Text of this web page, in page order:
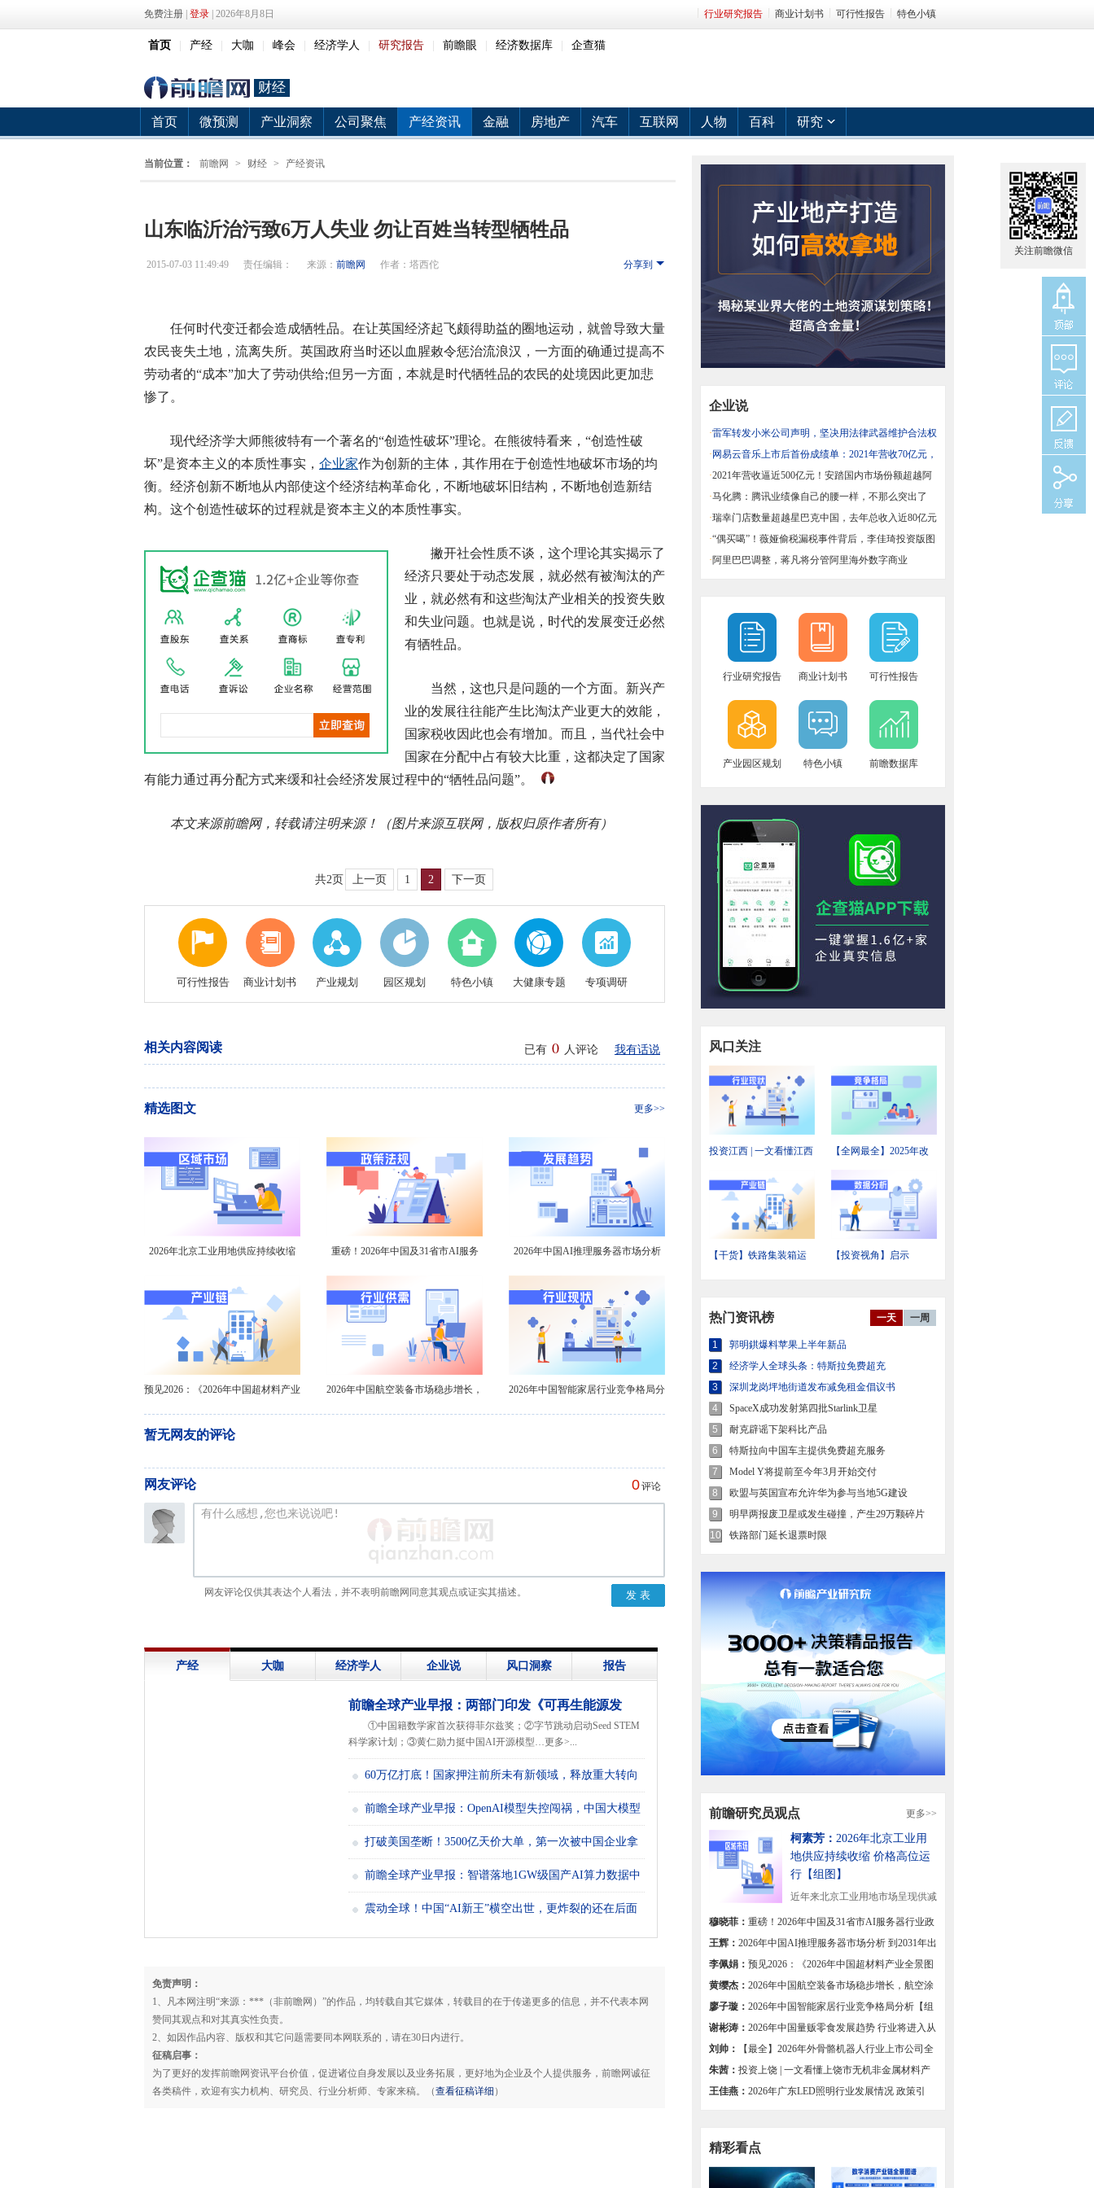
免费注册 登录 | 2026年8月8日 行业研究报告 商业计划书 可行性报告 特色小镇
首页 产经 大咖 峰会 经济学人 研究报告 前瞻眼 经济数据库 企查猫
财经
首页 微预测 产业洞察 公司聚焦 产经资讯 金融 房地产 汽车 互联网 人物 百科 研究
当前位置： 前瞻网 > 财经 > 产经资讯
山东临沂治污致6万人失业 勿让百姓当转型牺牲品
分享到
2015-07-03 11:49:49 责任编辑： 来源： 前瞻网 作者：塔西佗
任何时代变迁都会造成牺牲品。在让英国经济起飞颇得助益的圈地运动，就曾导致大量
农民丧失土地，流离失所。英国政府当时还以血腥敕令惩治流浪汉，一方面的确通过提高不
劳动者的“成本”加大了劳动供给;但另一方面，本就是时代牺牲品的农民的处境因此更加悲
惨了。
现代经济学大师熊彼特有一个著名的“创造性破坏”理论。在熊彼特看来，“创造性破
坏”是资本主义的本质性事实， 企业家作为创新的主体，其作用在于创造性地破坏市场的均
衡。经济创新不断地从内部使这个经济结构革命化，不断地破坏旧结构，不断地创造新结
构。这个创造性破坏的过程就是资本主义的本质性事实。
撇开社会性质不谈，这个理论其实揭示了
经济只要处于动态发展，就必然有被淘汰的产
业，就必然有和这些淘汰产业相关的投资失败
和失业问题。也就是说，时代的发展变迁必然
有牺牲品。
当然，这也只是问题的一个方面。新兴产
业的发展往往能产生比淘汰产业更大的效能，
国家税收因此也会有增加。而且，当代社会中
国家在分配中占有较大比重，这都决定了国家
有能力通过再分配方式来缓和社会经济发展过程中的“牺牲品问题”。
本文来源前瞻网，转载请注明来源！（图片来源互联网，版权归原作者所有）
共2页 上一页 1 2 下一页
可行性报告 商业计划书 产业规划 园区规划 特色小镇 大健康专题 专项调研
已有 0 人评论 我有话说
相关内容阅读
更多>>
精选图文
2026年北京工业用地供应持续收缩
重磅！2026年中国及31省市AI服务
2026年中国AI推理服务器市场分析
预见2026：《2026年中国超材料产业
2026年中国航空装备市场稳步增长，
2026年中国智能家居行业竞争格局分
关注前瞻微信
暂无网友的评论
网友评论 0评论
网友评论仅供其表达个人看法，并不表明前瞻网同意其观点或证实其描述。
产经 大咖 经济学人 企业说 风口洞察 报告
前瞻全球产业早报：两部门印发《可再生能源发
展“十五五”规划》
①中国籍数学家首次获得菲尔兹奖；②字节跳动启动Seed STEM
科学家计划；③黄仁勋力挺中国AI开源模型…更多>...
60万亿打底！国家押注前所未有新领域，释放重大转向
信号
前瞻全球产业早报：OpenAI模型失控闯祸，中国大模型
救场
打破美国垄断！3500亿天价大单，第一次被中国企业拿
前瞻全球产业早报：智谱落地1GW级国产AI算力数据中
震动全球！中国“AI新王”横空出世，更炸裂的还在后面
免责声明：
1、凡本网注明“来源：***（非前瞻网）”的作品，均转载自其它媒体，转载目的在于传递更多的信息，并不代表本网
赞同其观点和对其真实性负责。
2、如因作品内容、版权和其它问题需要同本网联系的，请在30日内进行。
征稿启事：
为了更好的发挥前瞻网资讯平台价值，促进诸位自身发展以及业务拓展，更好地为企业及个人提供服务，前瞻网诚征
各类稿件，欢迎有实力机构、研究员、行业分析师、专家来稿。（查看征稿详细 ）
企业说
·雷军转发小米公司声明，坚决用法律武器维护合法权
益
· 网易云音乐上市后首份成绩单：2021年营收70亿元，
同比增长43%
·2021年营收逼近500亿元！安踏国内市场份额超越阿
迪中国
·马化腾：腾讯业绩像自己的腰一样，不那么突出了
·瑞幸门店数量超越星巴克中国，去年总收入近80亿元
·“偶买噶”！薇娅偷税漏税事件背后，李佳琦投资版图
一览
·阿里巴巴调整，蒋凡将分管阿里海外数字商业
行业研究报告 商业计划书 可行性报告
产业园区规划 特色小镇 前瞻数据库
风口关注
投资江西 | 一文看懂江西
状与投资机会前瞻
【全网最全】2025年改
方位对比
【干货】铁路集装箱运
【投资视角】启示
一天
一周
热门资讯榜
1
郭明錤爆料苹果上半年新品
2
经济学人全球头条：特斯拉免费超充
3
深圳龙岗坪地街道发布减免租金倡议书
4
SpaceX成功发射第四批Starlink卫星
5
耐克辟谣下架科比产品
6
特斯拉向中国车主提供免费超充服务
7
Model Y将提前至今年3月开始交付
8
欧盟与英国宣布允许华为参与当地5G建设
9
明早两报废卫星或发生碰撞，产生29万颗碎片
10
铁路部门延长退票时限
更多>>
前瞻研究员观点
柯素芳： 2026年北京工业用
地供应持续收缩 价格高位运
行【组图】
近年来北京工业用地市场呈现供减
价增态势，供应规模...
[详细]
穆晓菲： 重磅！2026年中国及31省市AI服务器行业政
策汇总及解读（全）
王辉： 2026年中国AI推理服务器市场分析 到2031年出
货量有望达201万台【组图】
李佩娟： 预见2026：《2026年中国超材料产业全景图
谱》
黄缨杰： 2026年中国航空装备市场稳步增长，航空涂
料需求不减
廖子璇： 2026年中国智能家居行业竞争格局分析【组
图】
谢彬涛： 2026年中国量贩零食发展趋势 行业将进入从
规模竞速转向质效深耕的新阶段【组图】
刘帅：
【最全】2026年外骨骼机器人行业上市公司全
方位对比
朱茜： 投资上饶 | 一文看懂上饶市无机非金属材料产
业发展现状与投资机会前瞻
王佳燕： 2026年广东LED照明行业发展情况 政策引
精彩看点